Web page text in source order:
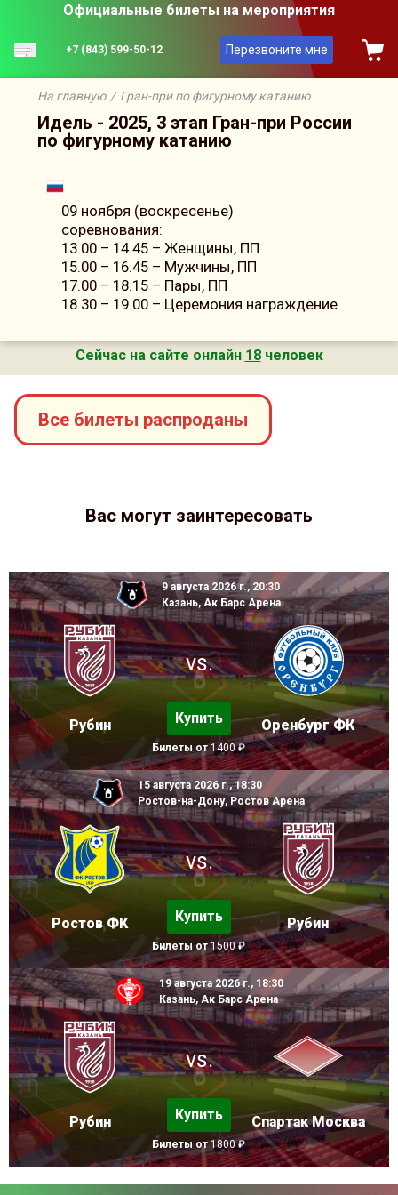
Официальные билеты на мероприятия
+7 (843) 599-50-12 Перезвоните мне
На главную / Гран-при по фигурному катанию
Идель - 2025, 3 этап Гран-при России
по фигурному катанию
09 ноября (воскресенье)
соревнования:
13.00 – 14.45 – Женщины, ПП
15.00 – 16.45 – Мужчины, ПП
17.00 – 18.15 – Пары, ПП
18.30 – 19.00 – Церемония награждение
Сейчас на сайте онлайн18человек
Все билеты распроданы
Вас могут заинтересовать
9 августа 2026 г., 20:30
Казань, Ак Барс Арена
Рубин
vs.
Купить
Билеты от1400 ₽
Оренбург ФК
15 августа 2026 г., 18:30
Ростов-на-Дону, Ростов Арена
Ростов ФК
vs.
Купить
Билеты от1500 ₽
Рубин
19 августа 2026 г., 18:30
Казань, Ак Барс Арена
Рубин
vs.
Купить
Билеты от1800 ₽
Спартак Москва